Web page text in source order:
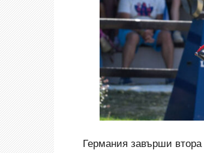
Германия завърши